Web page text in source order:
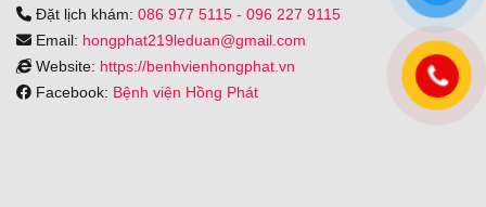
Đặt lịch khám: 086 977 5115 - 096 227 9115
Email: hongphat219leduan@gmail.com
Website: https://benhvienhongphat.vn
Facebook: Bệnh viện Hồng Phát